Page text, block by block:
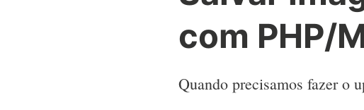
com PHP/
Quando precisamos fazer o